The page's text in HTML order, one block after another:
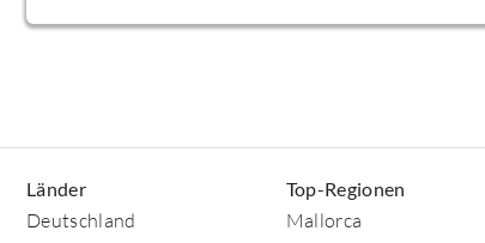
Länder
Deutschland
Top-Regionen
Mallorca